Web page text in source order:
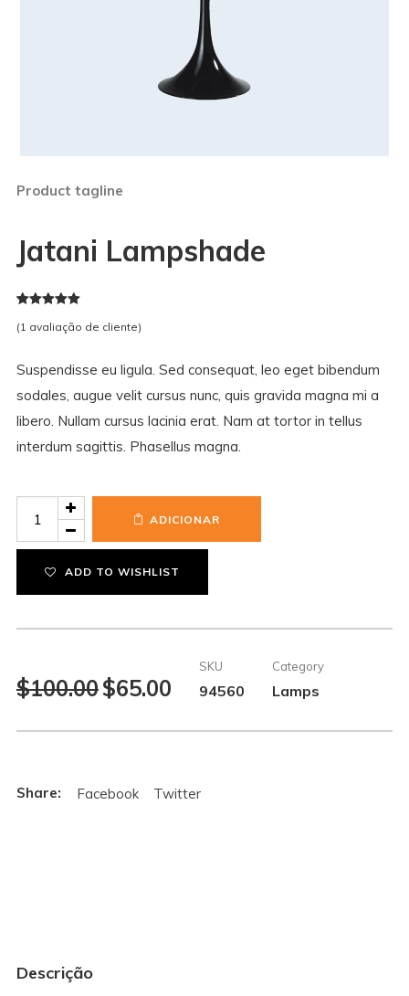
Product tagline
Jatani Lampshade
com5.00em
classificação
de cliente
(1 avaliação de cliente)
Suspendisse eu ligula. Sed consequat, leo eget bibendum
sodales, augue velit cursus nunc, quis gravida magna mi a
libero. Nullam cursus lacinia erat. Nam at tortor in tellus
interdum sagittis. Phasellus magna.
Quantidade
ADICIONAR
ADD TO WISHLIST
$100.00 O
preço
$65.00O
preço
SKU
94560
Category
Lamps
Facebook Twitter
Descrição